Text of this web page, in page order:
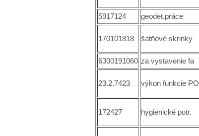
5917124 geodet.práce
170101818 šatňové skrinky
6300191060 za vystavenie fa
23.2.7423 výkon funkcie PO
172427 hygienické potr.